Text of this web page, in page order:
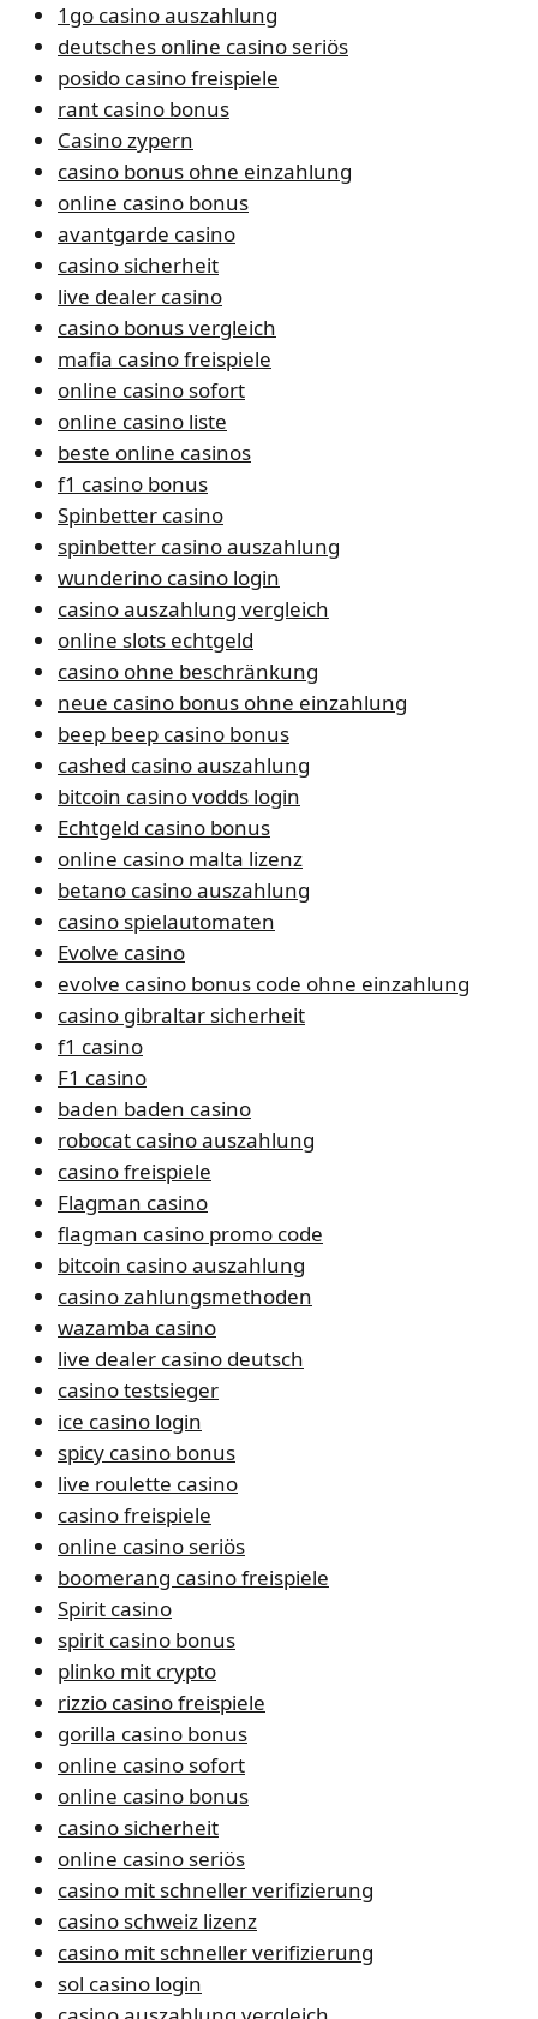
1go casino auszahlung
deutsches online casino seriös
posido casino freispiele
rant casino bonus
Casino zypern
casino bonus ohne einzahlung
online casino bonus
avantgarde casino
casino sicherheit
live dealer casino
casino bonus vergleich
mafia casino freispiele
online casino sofort
online casino liste
beste online casinos
f1 casino bonus
Spinbetter casino
spinbetter casino auszahlung
wunderino casino login
casino auszahlung vergleich
online slots echtgeld
casino ohne beschränkung
neue casino bonus ohne einzahlung
beep beep casino bonus
cashed casino auszahlung
bitcoin casino vodds login
Echtgeld casino bonus
online casino malta lizenz
betano casino auszahlung
casino spielautomaten
Evolve casino
evolve casino bonus code ohne einzahlung
casino gibraltar sicherheit
f1 casino
F1 casino
baden baden casino
robocat casino auszahlung
casino freispiele
Flagman casino
flagman casino promo code
bitcoin casino auszahlung
casino zahlungsmethoden
wazamba casino
live dealer casino deutsch
casino testsieger
ice casino login
spicy casino bonus
live roulette casino
casino freispiele
online casino seriös
boomerang casino freispiele
Spirit casino
spirit casino bonus
plinko mit crypto
rizzio casino freispiele
gorilla casino bonus
online casino sofort
online casino bonus
casino sicherheit
online casino seriös
casino mit schneller verifizierung
casino schweiz lizenz
casino mit schneller verifizierung
sol casino login